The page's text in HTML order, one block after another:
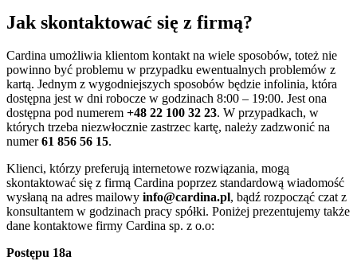
Jak skontaktować się z firmą?
Cardina umożliwia klientom kontakt na wiele sposobów, toteż nie
powinno być problemu w przypadku ewentualnych problemów z
kartą. Jednym z wygodniejszych sposobów będzie infolinia, która
dostępna jest w dni robocze w godzinach 8:00 – 19:00. Jest ona
dostępna pod numerem +48 22 100 32 23. W przypadkach, w
których trzeba niezwłocznie zastrzec kartę, należy zadzwonić na
numer61 856 56 15.
Klienci, którzy preferują internetowe rozwiązania, mogą
skontaktować się z firmą Cardina poprzez standardową wiadomość
wysłaną na adres mailowy info@cardina.pl, bądź rozpocząć czat z
konsultantem w godzinach pracy spółki. Poniżej prezentujemy także
dane kontaktowe firmy Cardina sp. z o.o:
Postępu 18a